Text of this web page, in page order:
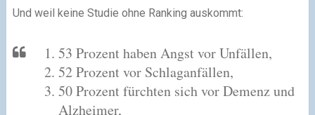
Und weil keine Studie ohne Ranking auskommt:
53 Prozent haben Angst vor Unfällen,
52 Prozent vor Schlaganfällen,
50 Prozent fürchten sich vor Demenz und
Alzheimer,